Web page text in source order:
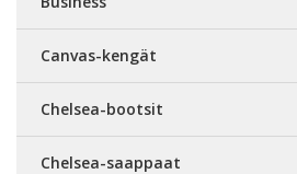
Canvas-kengät
Chelsea-bootsit
Chelsea-saappaat